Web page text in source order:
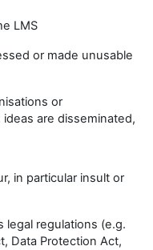
LMS
or made unusable
or
are disseminated,
in particular insult or
regulations (e.g.
Data Protection Act,